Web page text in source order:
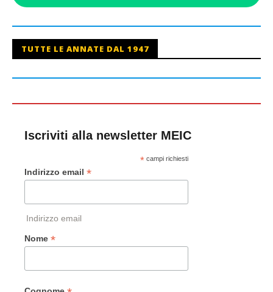
TUTTE LE ANNATE DAL 1947
Iscriviti alla newsletter MEIC
*campi richiesti
Indirizzo email *
Indirizzo email
Nome *